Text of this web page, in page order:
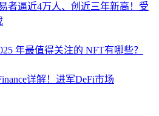
者逼近4万人、创近三年新高！受
年最值得关注的 NFT有哪些？
详解！进军DeFi市场